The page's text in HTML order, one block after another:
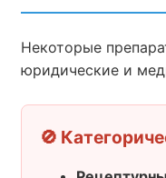
Некоторые
юридические и
🚫